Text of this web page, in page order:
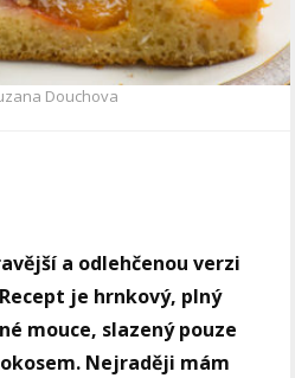
Douchova
a odlehčenou verzi
je hrnkový, plný
mouce, slazený pouze
Nejraději mám